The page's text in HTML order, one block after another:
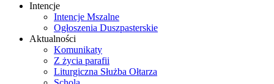
Intencje
Intencje Mszalne
Ogłoszenia Duszpasterskie
Aktualności
Komunikaty
Z życia parafii
Liturgiczna Służba Ołtarza